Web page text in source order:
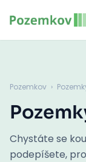
Pozemkov ›
Chystáte se
podepíšete,